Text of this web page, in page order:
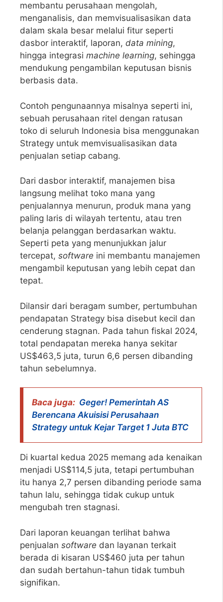
membantu perusahaan mengolah,
menganalisis, dan memvisualisasikan data
dalam skala besar melalui fitur seperti
dasbor interaktif, laporan, data mining,
hingga integrasi machine learning, sehingga
mendukung pengambilan keputusan bisnis
berbasis data.
Contoh pengunaannya misalnya seperti ini,
sebuah perusahaan ritel dengan ratusan
toko di seluruh Indonesia bisa menggunakan
Strategy untuk memvisualisasikan data
penjualan setiap cabang.
Dari dasbor interaktif, manajemen bisa
langsung melihat toko mana yang
penjualannya menurun, produk mana yang
paling laris di wilayah tertentu, atau tren
belanja pelanggan berdasarkan waktu.
Seperti peta yang menunjukkan jalur
tercepat, software ini membantu manajemen
mengambil keputusan yang lebih cepat dan
tepat.
Dilansir dari beragam sumber, pertumbuhan
pendapatan Strategy bisa disebut kecil dan
cenderung stagnan. Pada tahun fiskal 2024,
total pendapatan mereka hanya sekitar
US$463,5 juta, turun 6,6 persen dibanding
tahun sebelumnya.
Baca juga: Geger! Pemerintah AS
Berencana Akuisisi Perusahaan
Strategy untuk Kejar Target 1 Juta BTC
Di kuartal kedua 2025 memang ada kenaikan
menjadi US$114,5 juta, tetapi pertumbuhan
itu hanya 2,7 persen dibanding periode sama
tahun lalu, sehingga tidak cukup untuk
mengubah tren stagnasi.
Dari laporan keuangan terlihat bahwa
penjualan software dan layanan terkait
berada di kisaran US$460 juta per tahun
dan sudah bertahun-tahun tidak tumbuh
signifikan.